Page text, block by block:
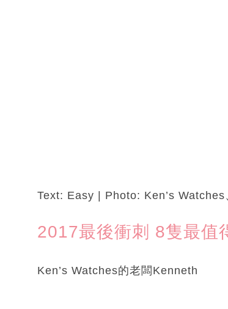
Text: Easy | Photo: Ken’s
2017最後衝刺 8隻最值
Ken’s Watches的老闆Kenneth